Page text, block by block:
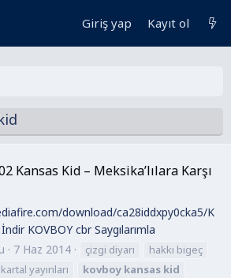
Giriş yap Kayıt ol
Kansas Kid – Meksika’lılara Karşı
download/ca28iddxpy0cka5/K
KOVBOY cbr Saygılarımla
7 Haz 2014 çizgi diyarı
hakkı bigeç
kartal yayınları kovboy kansas kid